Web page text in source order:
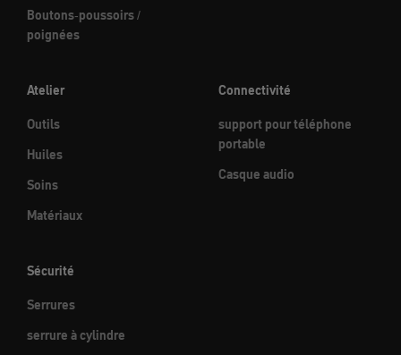
Boutons-poussoirs /
poignées
Atelier
Outils
Huiles
Soins
Matériaux
Connectivité
support pour téléphone
portable
Casque audio
Sécurité
Serrures
serrure à cylindre